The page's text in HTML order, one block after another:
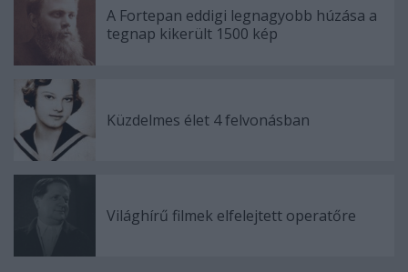
A Fortepan eddigi legnagyobb húzása a
tegnap kikerült 1500 kép
Küzdelmes élet 4 felvonásban
Világhírű filmek elfelejtett operatőre